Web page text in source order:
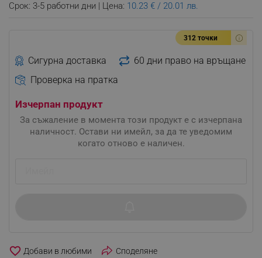
Срок: 3-5 работни дни | Цена: 10.23 € / 20.01 лв.
312 точки
Сигурна доставка
60 дни право на връщане
Проверка на пратка
Изчерпан продукт
За съжаление в момента този продукт е с изчерпана
наличност. Остави ни имейл, за да те уведомим
когато отново е наличен.
favorite_border Споделяне